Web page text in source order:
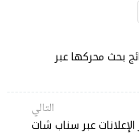
بحث محركها عبر
التالي
عبر سناب شات